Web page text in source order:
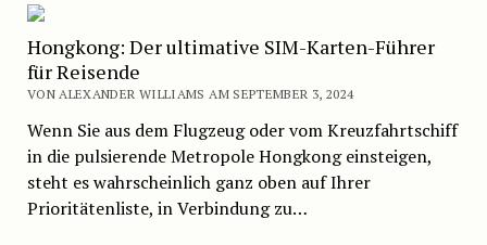
Hongkong: Der ultimative SIM-Karten-Führer
für Reisende
VON ALEXANDER WILLIAMS AM SEPTEMBER 3, 2024
Wenn Sie aus dem Flugzeug oder vom Kreuzfahrtschiff
in die pulsierende Metropole Hongkong einsteigen,
steht es wahrscheinlich ganz oben auf Ihrer
Prioritätenliste, in Verbindung zu…